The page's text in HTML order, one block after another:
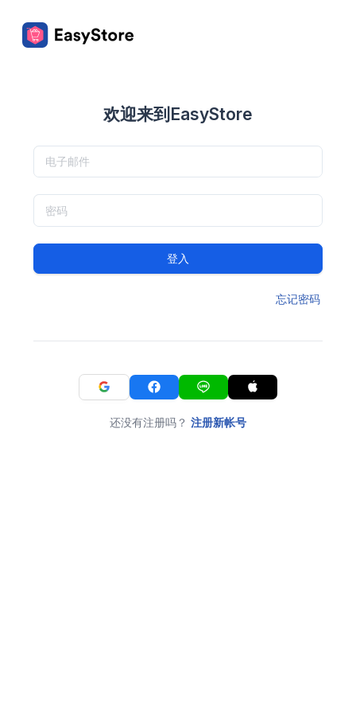
欢迎来到EasyStore
登入
忘记密码
还没有注册吗？ 注册新帐号